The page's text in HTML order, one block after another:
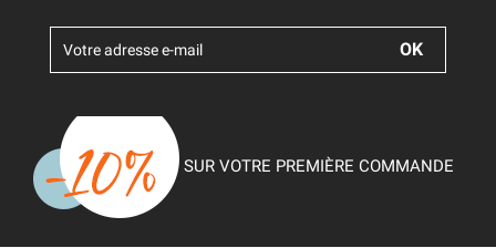
SUR VOTRE PREMIÈRE COMMANDE